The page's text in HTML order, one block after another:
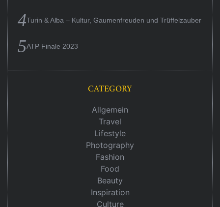
Turin & Alba – Kultur, Gaumenfreuden und Trüffelzauber
ATP Finale 2023
CATEGORY
Allgemein
Travel
Lifestyle
Photography
Fashion
Food
Beauty
Inspiration
Culture